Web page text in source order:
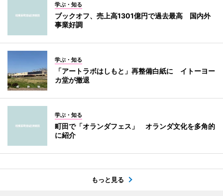
学ぶ・知る
ブックオフ、売上高1301億円で過去最高 国内外
事業好調
学ぶ・知る
「アートラボはしもと」再整備白紙に イトーヨー
カ堂が撤退
学ぶ・知る
町田で「オランダフェス」 オランダ文化を多角的
に紹介
もっと見る